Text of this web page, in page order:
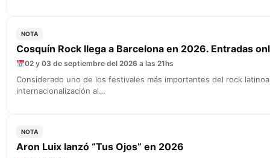
NOTA
Cosquín Rock llega a Barcelona en 2026. Entradas
02 y 03 de septiembre del 2026 a las 21hs
Considerado uno de los festivales más importantes del rock
internacionalización al…
NOTA
Aron Luix lanzó “Tus Ojos” en 2026